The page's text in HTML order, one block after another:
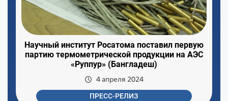
Научный институт Росатома поставил первую
партию термометрической продукции на АЭС
«Руппур» (Бангладеш)
4 апреля 2024
ПРЕСС-РЕЛИЗ